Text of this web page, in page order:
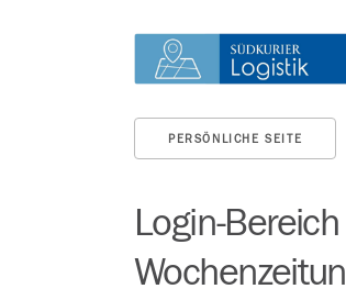
PERSÖNLICHE SEITE
Login-